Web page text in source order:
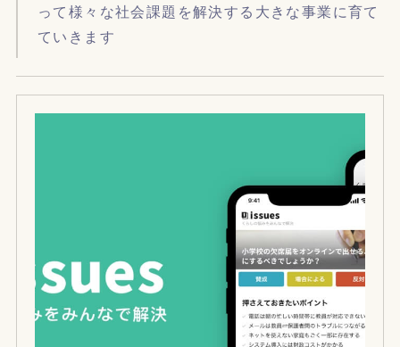
って様々な社会課題を解決する大きな事業に育て
ていきます